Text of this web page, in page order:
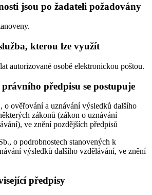
jsou po žadateli požadovány
kterou lze využít
autorizované osobě elektronickou poštou.
předpisu se postupuje
o ověřování a uznávání výsledků dalšího
zákonů (zákon o uznávání
ve znění pozdějších předpisů
o podrobnostech stanovených k
výsledků dalšího vzdělávání, ve znění
předpisy